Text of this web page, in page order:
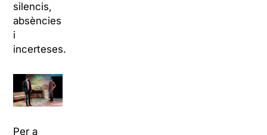
silencis,
absències
i
incerteses.
Per a